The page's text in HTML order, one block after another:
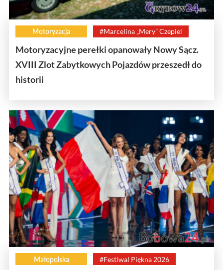
Motoryzacja #Marcelina „Mery” Czepiel
Motoryzacyjne perełki opanowały Nowy Sącz.
XVIII Zlot Zabytkowych Pojazdów przeszedł do
historii
Małopolska #Festiwal Piękna 2026